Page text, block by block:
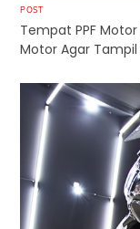
POST
Tempat PPF
Motor Agar